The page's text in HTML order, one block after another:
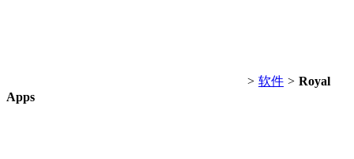
> 软件 > Royal
Apps